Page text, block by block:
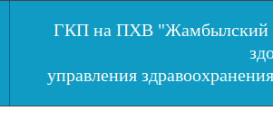
ГКП на ПХВ "Жамбылский
управления